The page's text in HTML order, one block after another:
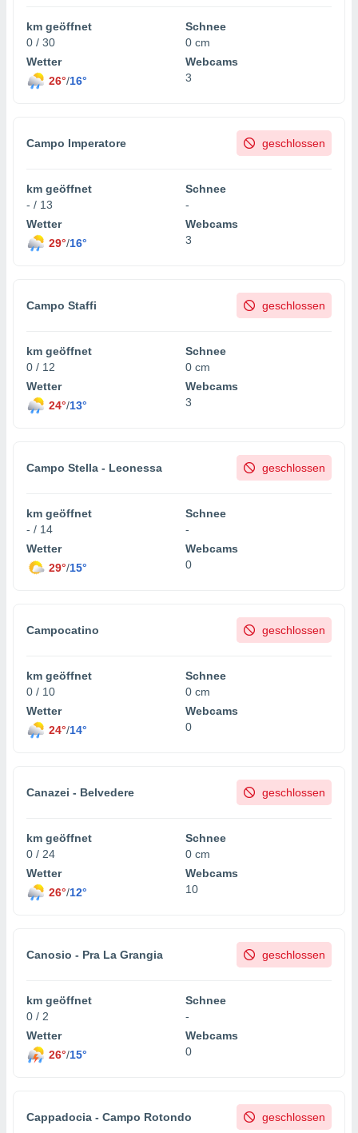
km geöffnet
0 / 30
Schnee
0 cm
Wetter
26°/16°
Webcams
3
Campo Imperatore geschlossen
km geöffnet
- / 13
Schnee
-
Wetter
29°/16°
Webcams
3
Campo Staffi geschlossen
km geöffnet
0 / 12
Schnee
0 cm
Wetter
24°/13°
Webcams
3
Campo Stella - Leonessa geschlossen
km geöffnet
- / 14
Schnee
-
Wetter
29°/15°
Webcams
0
Campocatino geschlossen
km geöffnet
0 / 10
Schnee
0 cm
Wetter
24°/14°
Webcams
0
Canazei - Belvedere geschlossen
km geöffnet
0 / 24
Schnee
0 cm
Wetter
26°/12°
Webcams
10
Canosio - Pra La Grangia geschlossen
km geöffnet
0 / 2
Schnee
-
Wetter
26°/15°
Webcams
0
Cappadocia - Campo Rotondo geschlossen